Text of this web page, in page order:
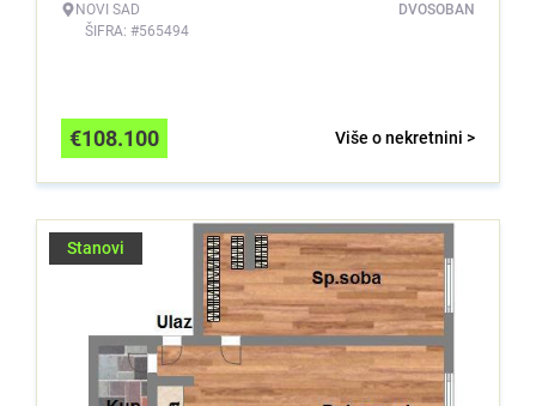
NOVI SAD
ŠIFRA: #565494
DVOSOBAN
Više o nekretnini >
€108.100
Stanovi